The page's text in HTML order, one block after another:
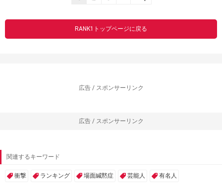
RANK1トップページに戻る
広告 / スポンサーリンク
広告 / スポンサーリンク
関連するキーワード
衝撃 ランキング 場面緘黙症 芸能人 有名人